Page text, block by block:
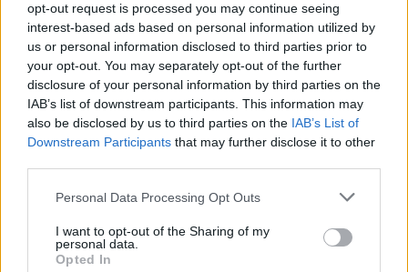
opt-out request is processed you may continue seeing
interest-based ads based on personal information utilized by
us or personal information disclosed to third parties prior to
your opt-out. You may separately opt-out of the further
disclosure of your personal information by third parties on the
IAB’s list of downstream participants. This information may
also be disclosed by us to third parties on the IAB’s List of
Downstream Participants that may further disclose it to other
Personal Data Processing Opt Outs
I want to opt-out of the Sharing of my
personal data.
Opted In
Tendências Comentários Novidades
Feira Náutica de Setúbal está de regresso
30 DE MARÇO, 2026
A rota dos preços: quanto custa manter um
barco de 10 metros nas marinas
CatanaGroup lança primeiro modelo Inboard
Yot e é Made in Portugal